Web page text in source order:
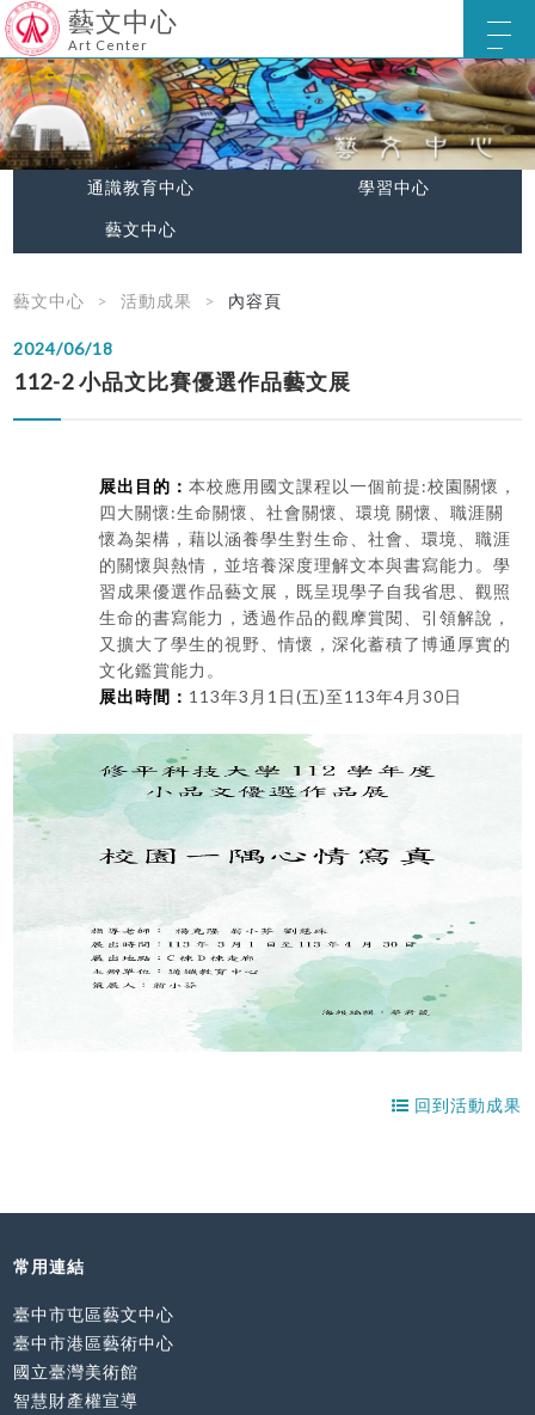
藝文中心
Art Center
通識教育中心 學習中心
藝文中心
藝文中心 活動成果 內容頁
2024/06/18
112-2 小品文比賽優選作品藝文展
展出目的：本校應用國文課程以一個前提:校園關懷，
四大關懷:生命關懷、社會關懷、環境 關懷、職涯關
懷為架構，藉以涵養學生對生命、社會、環境、職涯
的關懷與熱情，並培養深度理解文本與書寫能力。學
習成果優選作品藝文展，既呈現學子自我省思、觀照
生命的書寫能力，透過作品的觀摩賞閱、引領解說，
又擴大了學生的視野、情懷，深化蓄積了博通厚實的
文化鑑賞能力。
展出時間： 113年3月1日(五)至113年4月30日
回到活動成果
常用連結
臺中市屯區藝文中心
臺中市港區藝術中心
國立臺灣美術館
智慧財產權宣導